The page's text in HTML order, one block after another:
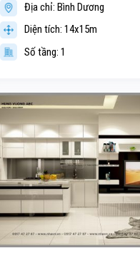
Địa chỉ: Bình Dương
Diện tích: 14x15m
Số tầng: 1